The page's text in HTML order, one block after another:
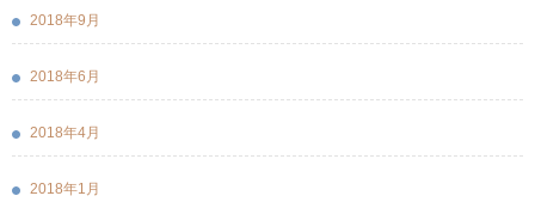
2018年9月
2018年6月
2018年4月
2018年1月